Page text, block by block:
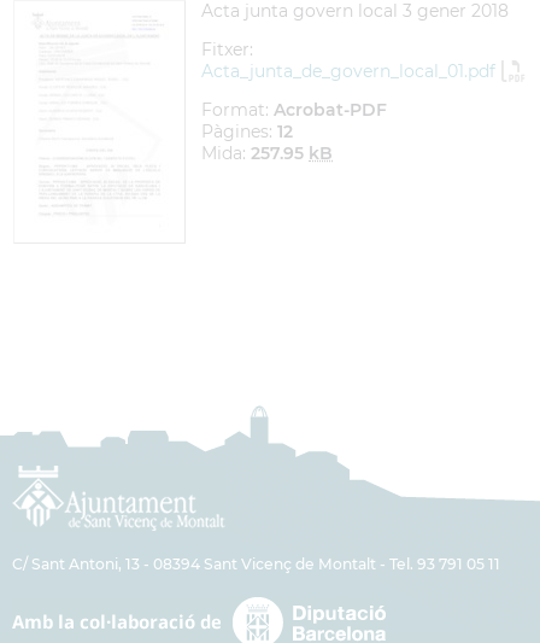
Acta junta govern local 3 gener 2018
Fitxer:
Acta_junta_de_govern_local_01.pdf
Format: Acrobat-PDF
Pàgines: 12
Mida: 257.95 kB
C/ Sant Antoni, 13 - 08394 Sant Vicenç de Montalt - Tel. 93 791 05 11